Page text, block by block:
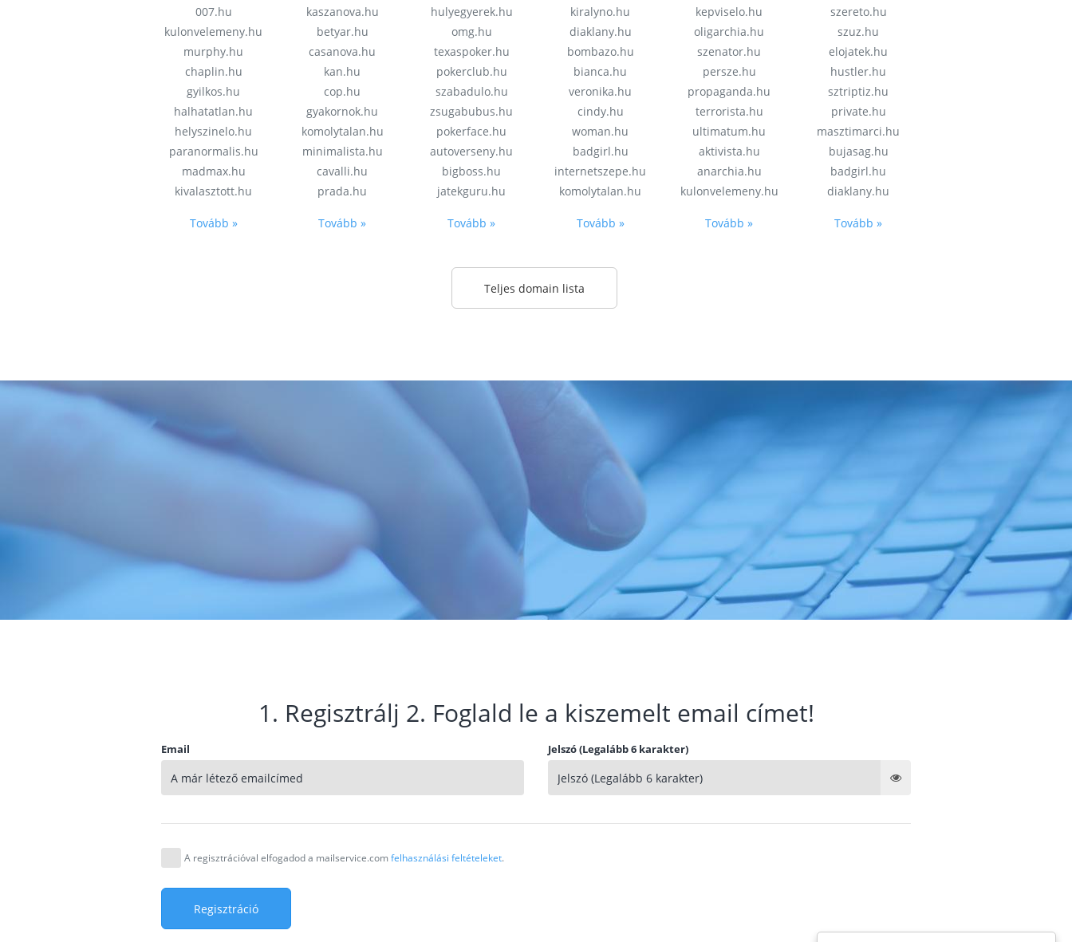
007.hu
kulonvelemeny.hu
murphy.hu
chaplin.hu
gyilkos.hu
halhatatlan.hu
helyszinelo.hu
paranormalis.hu
madmax.hu
kivalasztott.hu
Tovább »
kaszanova.hu
betyar.hu
casanova.hu
kan.hu
cop.hu
gyakornok.hu
komolytalan.hu
minimalista.hu
cavalli.hu
prada.hu
Tovább »
hulyegyerek.hu
omg.hu
texaspoker.hu
pokerclub.hu
szabadulo.hu
zsugabubus.hu
pokerface.hu
autoverseny.hu
bigboss.hu
jatekguru.hu
Tovább »
kiralyno.hu
diaklany.hu
bombazo.hu
bianca.hu
veronika.hu
cindy.hu
woman.hu
badgirl.hu
internetszepe.hu
komolytalan.hu
Tovább »
kepviselo.hu
oligarchia.hu
szenator.hu
persze.hu
propaganda.hu
terrorista.hu
ultimatum.hu
aktivista.hu
anarchia.hu
kulonvelemeny.hu
Tovább »
szereto.hu
szuz.hu
elojatek.hu
hustler.hu
sztriptiz.hu
private.hu
masztimarci.hu
bujasag.hu
badgirl.hu
diaklany.hu
Tovább »
Teljes domain lista
1. Regisztrálj 2. Foglald le a kiszemelt email címet!
Email Jelszó (Legalább 6 karakter)
A regisztrációval elfogadod a mailservice.comfelhasználási feltételeket.
Regisztráció